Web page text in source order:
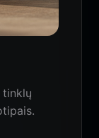
tinklų